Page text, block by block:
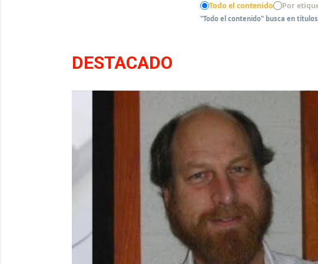
Todo el contenido Por
"Todo el contenido" busca en
DESTACADO